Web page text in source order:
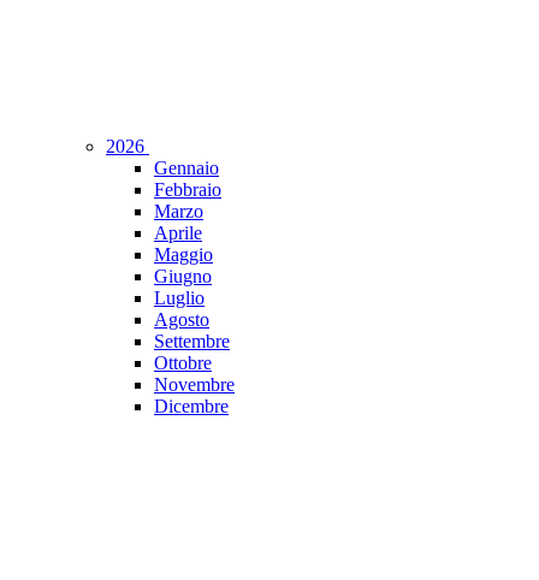
2026
Gennaio
Febbraio
Marzo
Aprile
Maggio
Giugno
Luglio
Agosto
Settembre
Ottobre
Novembre
Dicembre